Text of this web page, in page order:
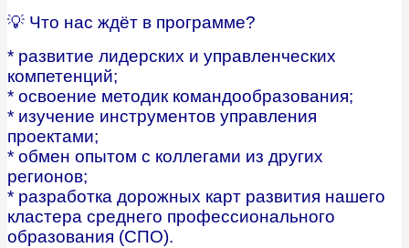
💡 Что нас ждёт в программе?
* развитие лидерских и управленческих
компетенций;
* освоение методик командообразования;
* изучение инструментов управления
проектами;
* обмен опытом с коллегами из других
регионов;
* разработка дорожных карт развития нашего
кластера среднего профессионального
образования (СПО).